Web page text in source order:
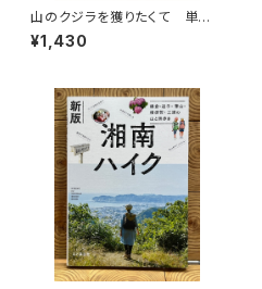
山のクジラを獲りたくて 単独
忍び猟記（文庫版）
¥1,430